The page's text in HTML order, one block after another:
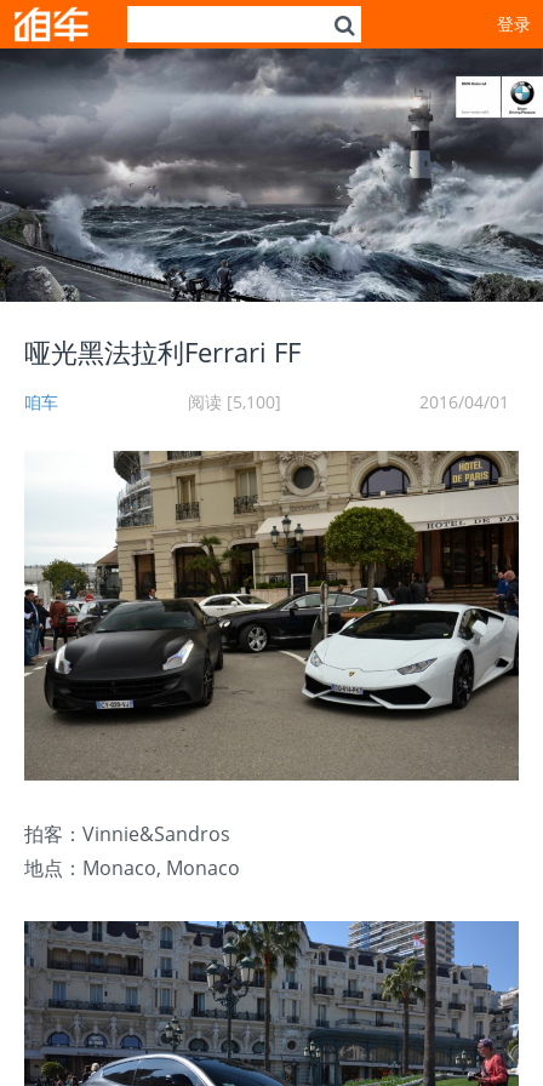
登录
哑光黑法拉利Ferrari FF
咱车 阅读 [5,100] 2016/04/01
拍客：Vinnie&Sandros
地点：Monaco, Monaco